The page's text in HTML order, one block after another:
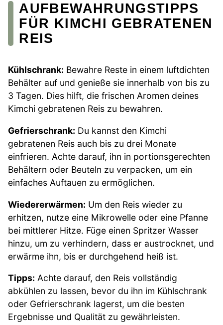
AUFBEWAHRUNGSTIPPS
FÜR KIMCHI GEBRATENEN
REIS
Kühlschrank: Bewahre Reste in einem luftdichten
Behälter auf und genieße sie innerhalb von bis zu
3 Tagen. Dies hilft, die frischen Aromen deines
Kimchi gebratenen Reis zu bewahren.
Gefrierschrank: Du kannst den Kimchi
gebratenen Reis auch bis zu drei Monate
einfrieren. Achte darauf, ihn in portionsgerechten
Behältern oder Beuteln zu verpacken, um ein
einfaches Auftauen zu ermöglichen.
Wiedererwärmen: Um den Reis wieder zu
erhitzen, nutze eine Mikrowelle oder eine Pfanne
bei mittlerer Hitze. Füge einen Spritzer Wasser
hinzu, um zu verhindern, dass er austrocknet, und
erwärme ihn, bis er durchgehend heiß ist.
Tipps: Achte darauf, den Reis vollständig
abkühlen zu lassen, bevor du ihn im Kühlschrank
oder Gefrierschrank lagerst, um die besten
Ergebnisse und Qualität zu gewährleisten.